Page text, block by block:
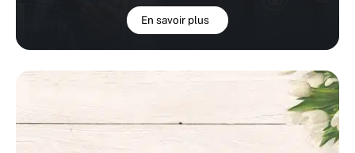
En savoir plus